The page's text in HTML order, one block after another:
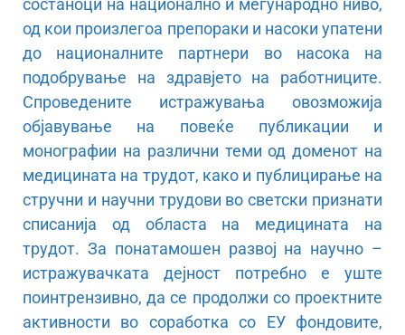
од кои произлегоа препораки и насоки упатени
до националните партнери во насока на
подобрување на здравјето на работниците.
Спроведените истражувања овозможија
објавување на повеќе публикации и
монографии на различни теми од доменот на
медицината на трудот, како и публицирање на
стручни и научни трудови во светски признати
списанија од областа на медицината на
трудот. За понатамошен развој на научно –
истражувачката дејност потребно е уште
поинтрензивно, да се продолжи со проектните
активности во соработка со ЕУ фондовите,